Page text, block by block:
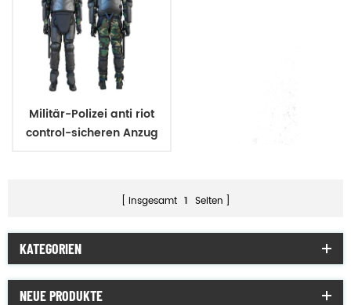
Militär-Polizei anti riot
control-sicheren Anzug
insgesamt 1 Seiten
KATEGORIEN
NEUE PRODUKTE